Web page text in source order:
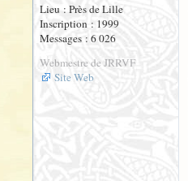
Lieu : Près de Lille
Inscription : 1999
Messages : 6 026
Webmestre de JRRVF
Site Web